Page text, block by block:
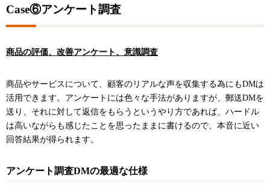
Case⑥アンケート調査
商品の評価、改善アンケート、意識調査
商品やサービスについて、顧客のリアルな声を収集する為にもDMは
活用できます。アンケートには色々な手法がありますが、郵送DMを
送り、それに対して返信をもらうというやり方であれば、ハードル
は高いながらも感じたことを思ったままに書けるので、本音に近い
回答結果が得られます。
アンケート調査DMの最適な仕様